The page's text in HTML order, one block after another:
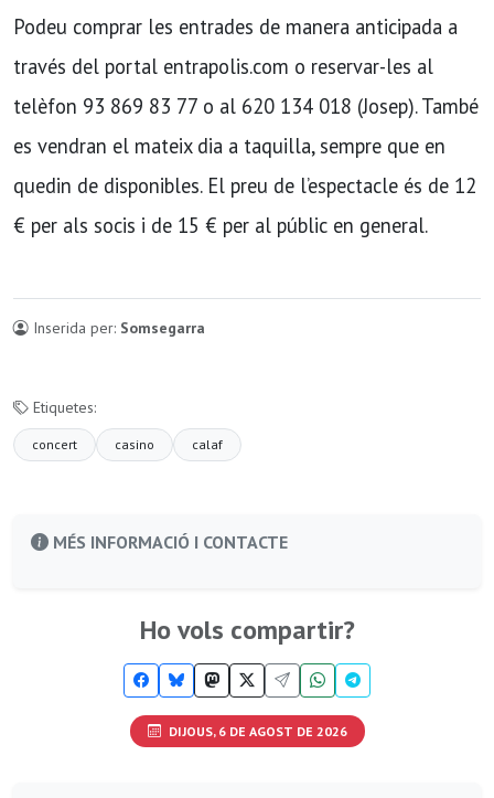
Podeu comprar les entrades de manera anticipada a
través del portal entrapolis.com o reservar-les al
telèfon 93 869 83 77 o al 620 134 018 (Josep). També
es vendran el mateix dia a taquilla, sempre que en
quedin de disponibles. El preu de l’espectacle és de 12
€ per als socis i de 15 € per al públic en general.
Inserida per: Somsegarra
Etiquetes:
concert casino calaf
MÉS INFORMACIÓ I CONTACTE
Ho vols compartir?
DIJOUS, 6 DE AGOST DE 2026